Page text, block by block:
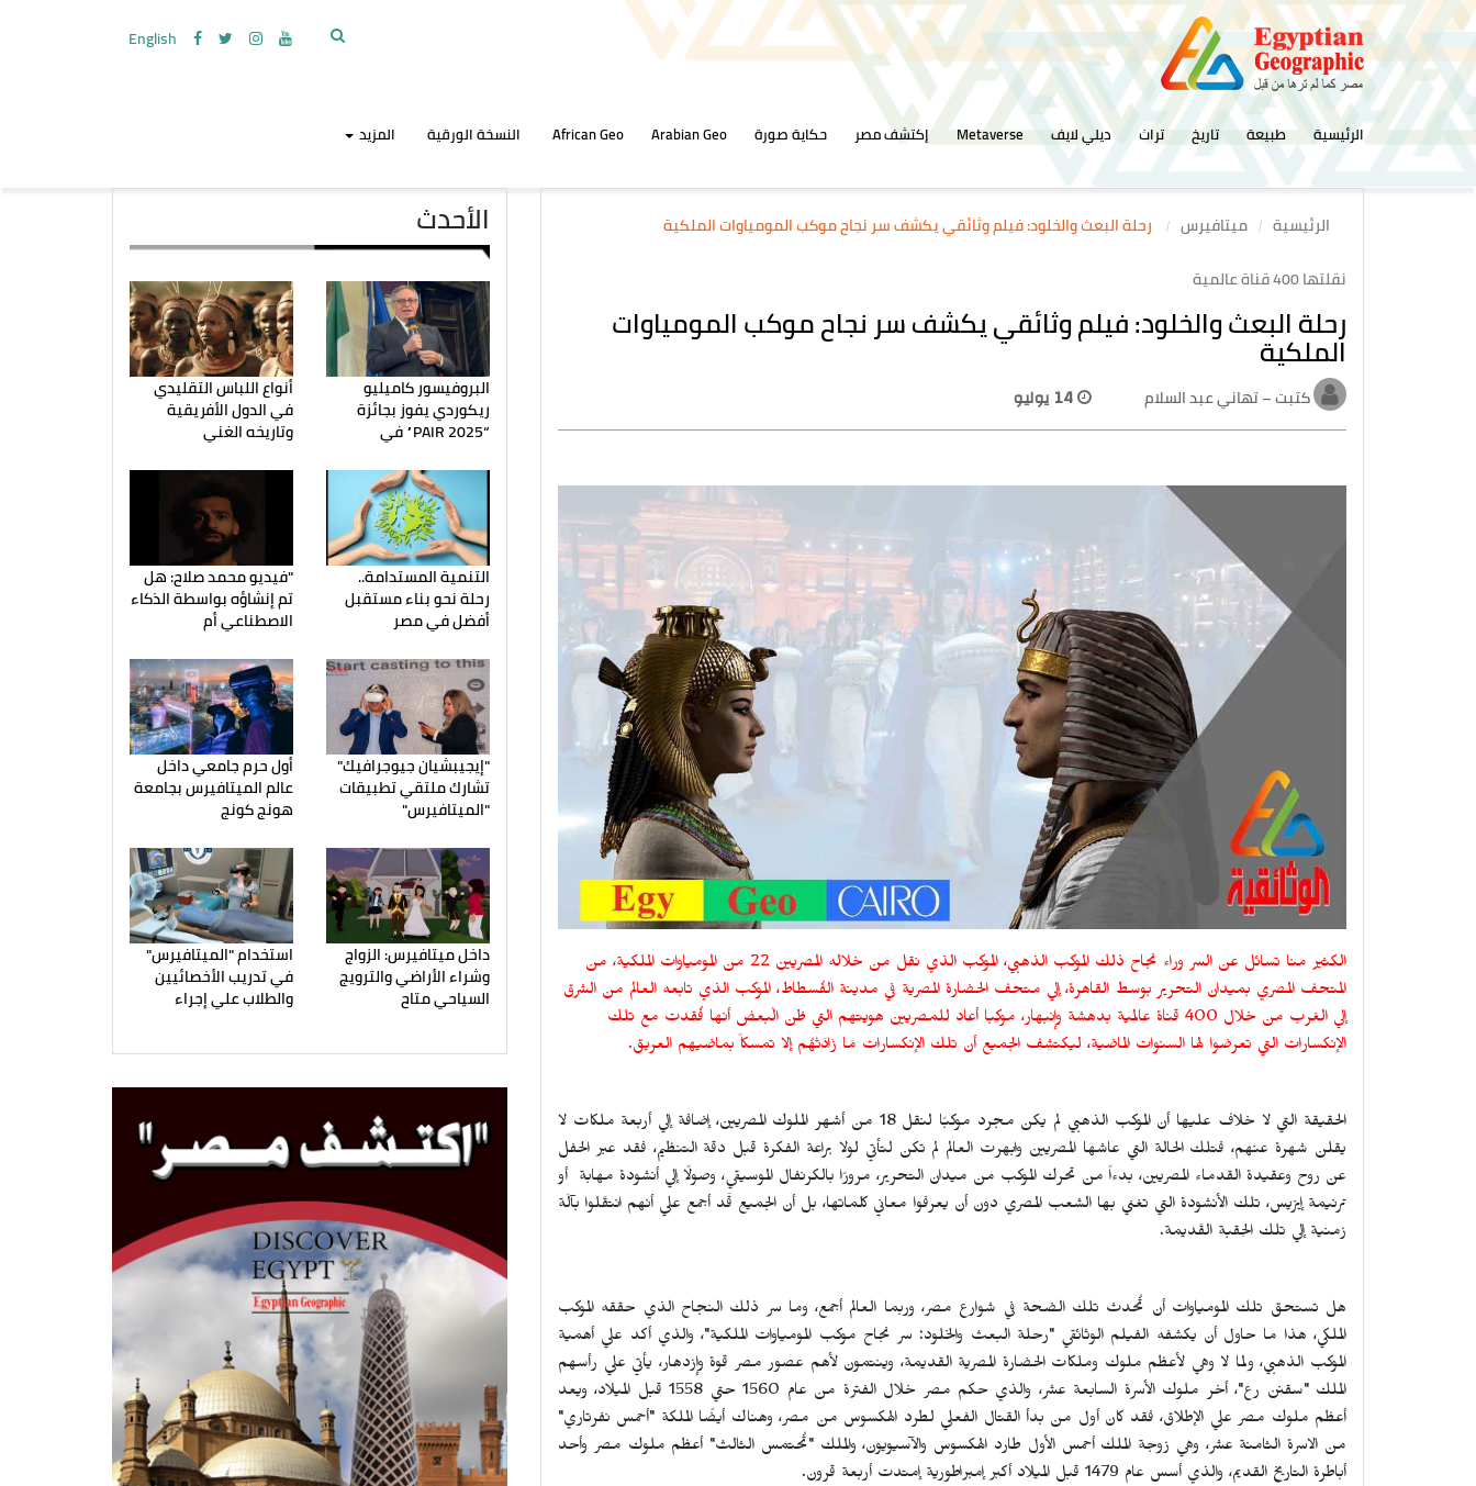
English
الرئيسية طبيعة تاريخ تراث ديلي لايف Metaverse إكتشف مصر حكاية صورة Arabian Geo
African Geo النسخة الورقية المزيد
الرئيسية ميتافيرس
رحلة البعث والخلود: فيلم وثائقي يكشف سر نجاح موكب المومياوات الملكية
نقلتها 400 قناة عالمية
رحلة البعث والخلود: فيلم وثائقي يكشف سر نجاح موكب المومياوات
الملكية
كتبت – تهاني عبد السلام
الكثير منا تسائل عن السر وراء نجاح ذلك الموكب الذهبي، الموكب الذي نقل من خلاله المصريين 22 من المومياوات الملكية، من
المتحف المصري بميدان التحرير بوسط القاهرة، إلي متحف الحضارة المصرية في مدينة الفُسطاط، الموكب الذي تابعه العالم من الشرق
إلي الغرب من خلال 400 قناة عالمية بدهشة وإنبهار، موكِبا أعاد للمصريين هويتهم التي ظن الْبعض أنها فُقدت مع تلك
الإنكسارات التي تعرضوا لها السنوات الماضية، ليكتشِف الجميع أن تلك الإنكسارات مَا زَادَتْهُم إلا تمسكاً بماضيهم العريق.
الحقيقة التي لا خلاف عليها أن الموكب الذهبي لم يكن مجرد موكبًا لنقل 18 من أشهر الملوك المصريين، إضافة إلي أربعة ملكات لا
يقلن شهرة عنهم، فتلك الحالة التي عاشها المصريين وابهرت العالم لم تكن لتأتي لولا براعة الفكرة قبل دقة التنظيم، فقد عبر الحفل
عن روح وعقيدة القدماء المصريين، بدءاً من تحرك الموكب من ميدان التحرير، مرورًا بالكرنفال الموسيقي، وصولًا إلي أنشودة مهابة أو
ترنيمة إيزيس، تلك الأنشودة التي تغني بها الشعب المصري دون أن يعرفوا معاني كلماتها، بل أن الجميع قَد أجمع علي أنهم انتقَلوا بآلَة
زمنية إلي تلك الحِقبة القَديمة.
هل تستحق تلك المومياوات أن تُحدث تلك الضحة في شوارع مصر، وربما العالم أجمع، وما سر ذلك النجاح الذي حققه الموكب
الملكي، هذا ما حاول أن يكشفه الفيلم الوثائقي "رحلة البعث والخلود: سر نجاح موكب المومياوات الملكية"، والذي أكد علي أهمية
الموكب الذهبي، ولما لا وهي لأعظم ملوك وملكات الحضارة المصرية القديمة، وينتمون لأهم عصور مصر قوة وإزدهار، يأتي علي رأسهم
الملك "سقنن رع"، أخر ملوك الأسرة السابعة عشر، والذي حكم مصر خلال الفترة من عام 1560 حتي 1558 قبل الميلاد، ويعد
أعظم ملوك مصر علي الإطلاق، فقد كان أول من بدأ القتال الفعلي لطرد الهكسوس من مصر، وهناك أيضًا الملكة "أحمس نفرتاري"
من الاسرة الثامنة عشر، وهي زوجة الملك أحمس الأول طارد الهكسوس والآسيويون، والملك "تُحتمس الثالث" أعظم ملوك مصر وأحد
أباطرة التاريخ القديم، والذي أسس عام 1479 قبل الميلاد أكبر إمبراطورية إمتدت أربعة قرون.
الأحدث
البروفيسور كاميليو
ريكوردي يفوز بجائزة
“PAIR 2025” في
أنواع اللباس التقليدي
في الدول الأفريقية
وتاريخه الغني
التنمية المستدامة..
رحلة نحو بناء مستقبل
أفضل في مصر
"فيديو محمد صلاح: هل
تم إنشاؤه بواسطة الذكاء
الاصطناعي أم
"إيجيبشيان جيوجرافيك"
تشارك ملتقي تطبيقات
"الميتافيرس"
أول حرم جامعي داخل
عالم الميتافيرس بجامعة
هونج كونج
داخل ميتافيرس: الزواج
وشراء الأراضي والترويج
السياحي متاح
استخدام "الميتافيرس"
في تدريب الأخصائيين
والطلاب علي إجراء